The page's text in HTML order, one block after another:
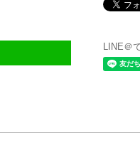
LINE＠